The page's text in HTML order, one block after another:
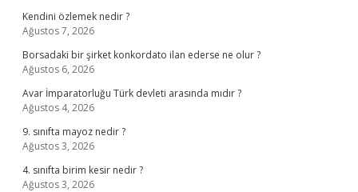
Kendini özlemek nedir ?
Ağustos 7, 2026
Borsadaki bir şirket konkordato ilan ederse ne olur ?
Ağustos 6, 2026
Avar İmparatorluğu Türk devleti arasında mıdır ?
Ağustos 4, 2026
9. sınıfta mayoz nedir ?
Ağustos 3, 2026
4. sınıfta birim kesir nedir ?
Ağustos 3, 2026